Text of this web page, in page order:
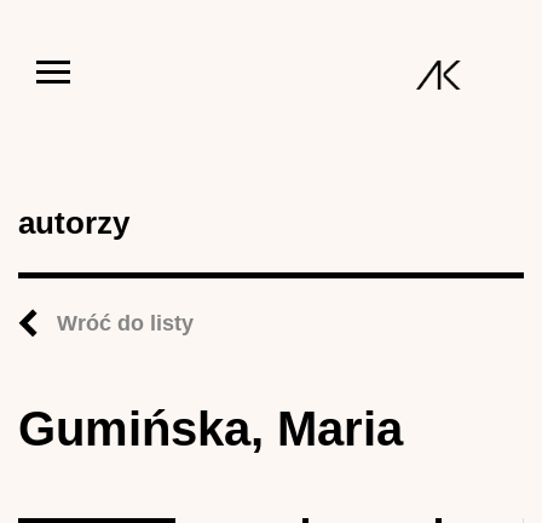
autorzy
Wróć do listy
Gumińska, Maria